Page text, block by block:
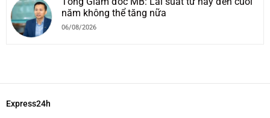
năm không thể tăng nữa
06/08/2026
Express24h